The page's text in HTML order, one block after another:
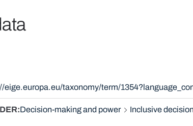
eige.europa.eu/taxonomy/term/
Decision-making and power Inclusive